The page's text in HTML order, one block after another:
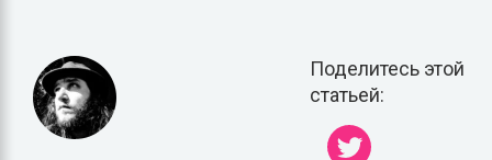
Поделитесь этой
статьей: